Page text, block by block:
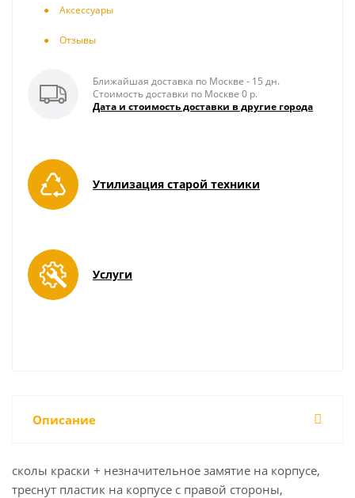
Аксесcуары
Отзывы
Ближайшая доставка по Москве - 15 дн.
Стоимость доставки по Москве 0 р.
Дата и стоимость доставки в другие города
Утилизация старой техники
Услуги
Описание
сколы краски + незначительное замятие на корпусе,
треснут пластик на корпусе с правой стороны,